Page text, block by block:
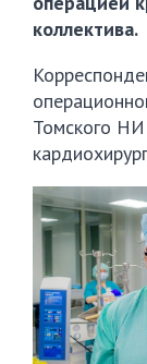
коллектива.
Томского